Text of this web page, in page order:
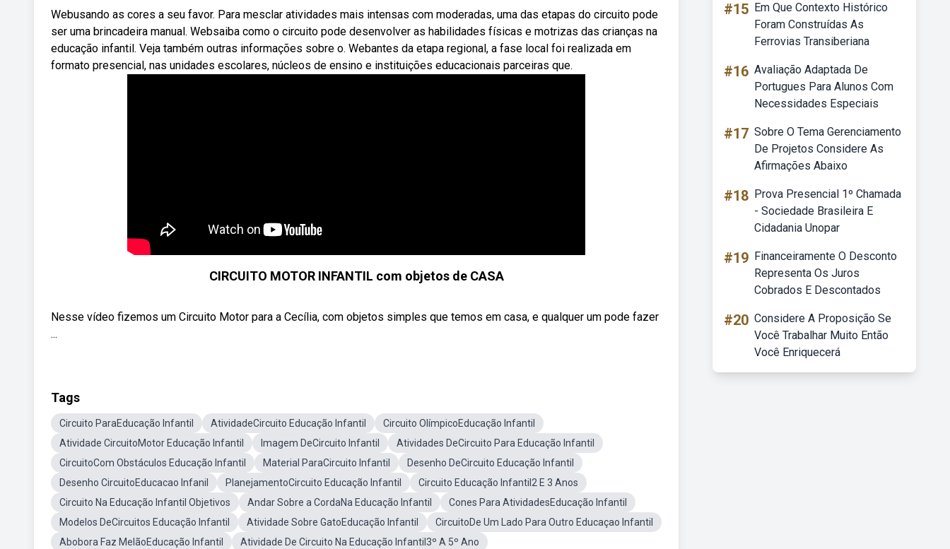
Webusando as cores a seu favor. Para mesclar atividades mais intensas com moderadas, uma das etapas do circuito pode
ser uma brincadeira manual. Websaiba como o circuito pode desenvolver as habilidades físicas e motrizas das crianças na
educação infantil. Veja também outras informações sobre o. Webantes da etapa regional, a fase local foi realizada em
formato presencial, nas unidades escolares, núcleos de ensino e instituições educacionais parceiras que.
CIRCUITO MOTOR INFANTIL com objetos de CASA
Nesse vídeo fizemos um Circuito Motor para a Cecília, com objetos simples que temos em casa, e qualquer um pode fazer
...
Tags
Circuito ParaEducação Infantil AtividadeCircuito Educação Infantil
Circuito OlímpicoEducação Infantil
Atividade CircuitoMotor Educação Infantil
Imagem DeCircuito Infantil
Atividades DeCircuito Para Educação Infantil
CircuitoCom Obstáculos Educação Infantil
Material ParaCircuito Infantil
Desenho DeCircuito Educação Infantil
Desenho CircuitoEducacao Infanil
PlanejamentoCircuito Educação Infantil
Circuito Educação Infantil2 E 3 Anos
Circuito Na Educação Infantil Objetivos
Andar Sobre a CordaNa Educação Infantil
Cones Para AtividadesEducação Infantil
Modelos DeCircuitos Educação Infantil
Atividade Sobre GatoEducação Infantil
CircuitoDe Um Lado Para Outro Educaçao Infantil
Abobora Faz MelãoEducação Infantil
Atividade De Circuito Na Educação Infantil3º A 5º Ano
#15 Em Que Contexto Histórico
Foram Construídas As
Ferrovias Transiberiana
#16 Avaliação Adaptada De
Portugues Para Alunos Com
Necessidades Especiais
#17 Sobre O Tema Gerenciamento
De Projetos Considere As
Afirmações Abaixo
#18 Prova Presencial 1º Chamada
- Sociedade Brasileira E
Cidadania Unopar
#19 Financeiramente O Desconto
Representa Os Juros
Cobrados E Descontados
#20 Considere A Proposição Se
Você Trabalhar Muito Então
Você Enriquecerá